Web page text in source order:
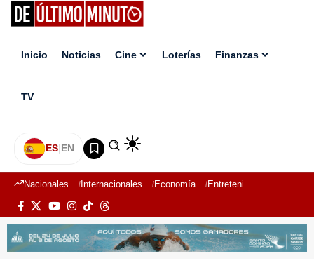
Inicio Noticias Cine Loterías Finanzas
TV
ES|EN
Nacionales Internacionales Economía Entretenimiento